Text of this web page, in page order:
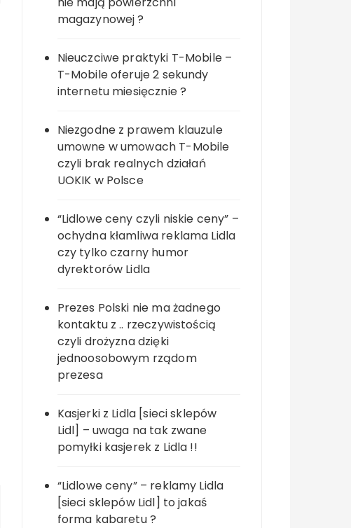
magazynowej ?
Nieuczciwe praktyki T-Mobile –
T-Mobile oferuje 2 sekundy
internetu miesięcznie ?
Niezgodne z prawem klauzule
umowne w umowach T-Mobile
czyli brak realnych działań
UOKIK w Polsce
“Lidlowe ceny czyli niskie ceny” –
ochydna kłamliwa reklama Lidla
czy tylko czarny humor
dyrektorów Lidla
Prezes Polski nie ma żadnego
kontaktu z .. rzeczywistością
czyli drożyzna dzięki
jednoosobowym rządom
prezesa
Kasjerki z Lidla [sieci sklepów
Lidl] – uwaga na tak zwane
pomyłki kasjerek z Lidla !!
“Lidlowe ceny” – reklamy Lidla
[sieci sklepów Lidl] to jakaś
forma kabaretu ?